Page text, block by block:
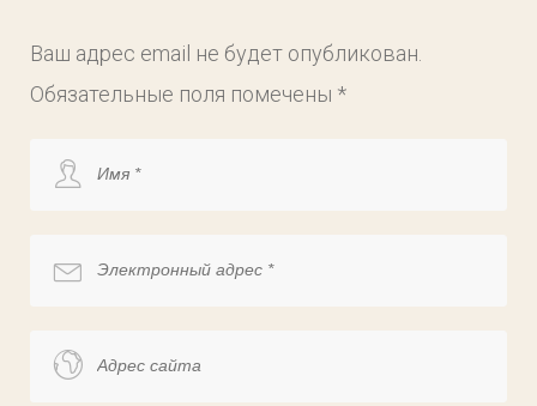
Ваш адрес email не будет опубликован.
Обязательные поля помечены *